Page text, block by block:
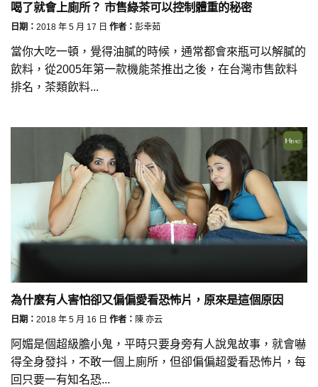
喝了就會上廁所？ 市售綠茶可以控制體重的秘密
日期： 2018 年 5 月 17 日 作者： 彭幸茹
當你大吃一頓，覺得油膩的時候，通常都會來瓶可以解膩的
飲料，從2005年第一款機能茶推出之後，在台灣市售飲料
排名，茶類飲料...
為什麼有人害怕卻又偏偏愛看恐怖片，原來是這個原因
日期： 2018 年 5 月 16 日 作者： 陳 亦云
阿媚是個超級膽小鬼，平時只要身旁有人說鬼故事，就會嚇
得全身發抖，不敢一個上廁所，但卻偏偏超愛看恐怖片，每
回只要一有知名恐...